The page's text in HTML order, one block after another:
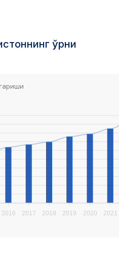
ўрни
2016 2017 2018 2019 2020 2021